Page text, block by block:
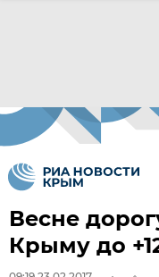
Весне
Крыму до